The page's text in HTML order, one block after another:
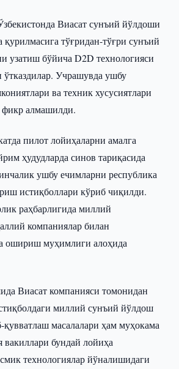
Виасат сунъий йўлдоши
қурилмасига тўғридан-тўғри сунъий
узатиш бўйича D2D технологияси
Учрашувда ушбу
ва техник хусусиятлари
фикр алмашилди.
пилот лойиҳаларни амалга
ҳудудларда синов тариқасида
ушбу ечимларни республика
истиқболлари кўриб чиқилди.
раҳбарлигида миллий
компаниялар билан
ошириш муҳимлиги алоҳида
Виасат компанияси томонидан
миллий сунъий йўлдош
масалалари ҳам муҳокама
бундай лойиҳа
технологиялар йўналишидаги